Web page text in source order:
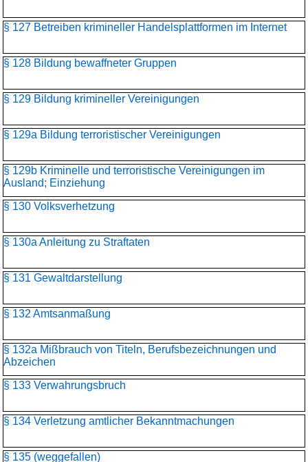
§ 127 Betreiben krimineller Handelsplattformen im Internet
§ 128 Bildung bewaffneter Gruppen
§ 129 Bildung krimineller Vereinigungen
§ 129a Bildung terroristischer Vereinigungen
§ 129b Kriminelle und terroristische Vereinigungen im
Ausland; Einziehung
§ 130 Volksverhetzung
§ 130a Anleitung zu Straftaten
§ 131 Gewaltdarstellung
§ 132 Amtsanmaßung
§ 132a Mißbrauch von Titeln, Berufsbezeichnungen und
Abzeichen
§ 133 Verwahrungsbruch
§ 134 Verletzung amtlicher Bekanntmachungen
§ 135 (weggefallen)